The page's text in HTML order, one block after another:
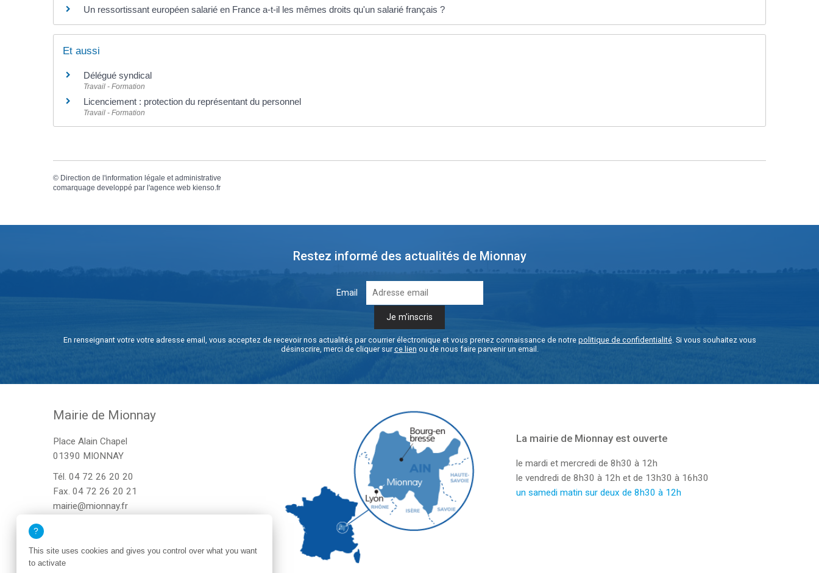
Un ressortissant européen salarié en France a-t-il les mêmes droits qu'un salarié français ?
Et aussi
Délégué syndical
Travail - Formation
Licenciement : protection du représentant du personnel
Travail - Formation
© Direction de l'information légale et administrative
comarquage developpé par l'agence web kienso.fr
Restez informé des actualités de Mionnay
Email
En renseignant votre votre adresse email, vous acceptez de recevoir nos actualités par courrier électronique et vous prenez connaissance de notre politique de confidentialité. Si vous souhaitez vous
désinscrire, merci de cliquer surce lien ou de nous faire parvenir un email.
Mairie de Mionnay
Place Alain Chapel
01390 MIONNAY
Tél.04 72 26 20 20
Fax. 04 72 26 20 21
mairie@mionnay.fr
La mairie de Mionnay est ouverte
le mardi et mercredi de 8h30 à 12h
le vendredi de 8h30 à 12h et de 13h30 à 16h30
un samedi matin sur deux de 8h30 à 12h
This site uses cookies and gives you control over what you want
to activate